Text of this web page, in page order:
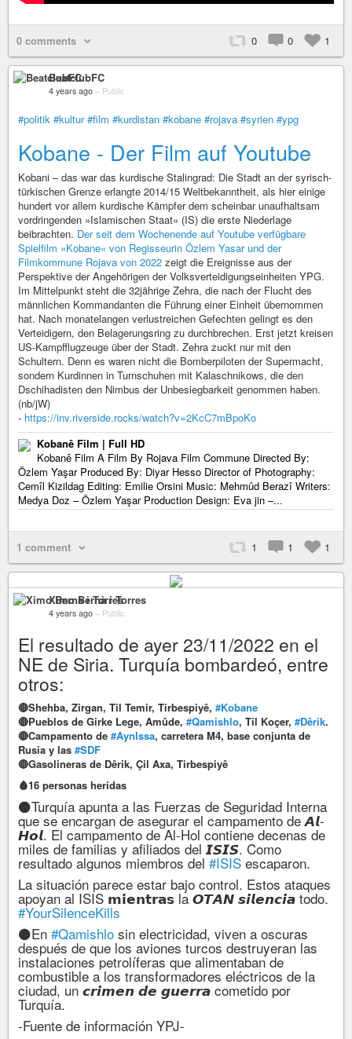
0 comments 0 0 1
BeatclubFC
4 years ago – Public
#politik #kultur #film #kurdistan #kobane #rojava #syrien #ypg
Kobane - Der Film auf Youtube
Kobani – das war das kurdische Stalingrad: Die Stadt an der syrisch-
türkischen Grenze erlangte 2014/15 Weltbekanntheit, als hier einige
hundert vor allem kurdische Kämpfer dem scheinbar unaufhaltsam
vordringenden »Islamischen Staat« (IS) die erste Niederlage
beibrachten. Der seit dem Wochenende auf Youtube verfügbare
Spielfilm »Kobane« von Regisseurin Özlem Yasar und der
Filmkommune Rojava von 2022 zeigt die Ereignisse aus der
Perspektive der Angehörigen der Volksverteidigungseinheiten YPG.
Im Mittelpunkt steht die 32jährige Zehra, die nach der Flucht des
männlichen Kommandanten die Führung einer Einheit übernommen
hat. Nach monatelangen verlustreichen Gefechten gelingt es den
Verteidigern, den Belagerungsring zu durchbrechen. Erst jetzt kreisen
US-Kampfflugzeuge über der Stadt. Zehra zuckt nur mit den
Schultern. Denn es waren nicht die Bomberpiloten der Supermacht,
sondern Kurdinnen in Turnschuhen mit Kalaschnikows, die den
Dschihadisten den Nimbus der Unbesiegbarkeit genommen haben.
(nb/jW)
- https://inv.riverside.rocks/watch?v=2KcC7mBpoKo
Kobanê Film | Full HD
Kobanê Film A Film By Rojava Film Commune Directed By:
Özlem Yaşar Produced By: Diyar Hesso Director of Photography:
Cemîl Kizildag Editing: Emilie Orsini Music: Mehmûd Berazî Writers:
Medya Doz – Özlem Yaşar Production Design: Eva jin –...
1 comment 1 1 1
Ximo Bernà i Torres
4 years ago – Public
El resultado de ayer 23/11/2022 en el
NE de Siria. Turquía bombardeó, entre
otros:
🔴Shehba, Zirgan, Til Temir, Tirbespiyê, #Kobane
🔴Pueblos de Girke Lege, Amûde, #Qamishlo, Til Koçer, #Dêrik.
🔴Campamento de #AynIssa, carretera M4, base conjunta de
Rusia y las #SDF
🔴Gasolineras de Dêrik, Çil Axa, Tirbespiyê
🩸16 personas heridas
⚫️Turquía apunta a las Fuerzas de Seguridad Interna
que se encargan de asegurar el campamento de 𝘼𝙡-
𝙃𝙤𝙡. El campamento de Al-Hol contiene decenas de
miles de familias y afiliados del 𝙄𝙎𝙄𝙎. Como
resultado algunos miembros del #ISIS escaparon.
La situación parece estar bajo control. Estos ataques
apoyan al ISIS 𝗺𝗶𝗲𝗻𝘁𝗿𝗮𝘀 la 𝙊𝙏𝘼𝙉 𝙨𝙞𝙡𝙚𝙣𝙘𝙞𝙖 todo.
#YourSilenceKills
⚫️En #Qamishlo sin electricidad, viven a oscuras
después de que los aviones turcos destruyeran las
instalaciones petrolíferas que alimentaban de
combustible a los transformadores eléctricos de la
ciudad, un 𝙘𝙧𝙞𝙢𝙚𝙣 𝙙𝙚 𝙜𝙪𝙚𝙧𝙧𝙖 cometido por
Turquía.
-Fuente de información YPJ-